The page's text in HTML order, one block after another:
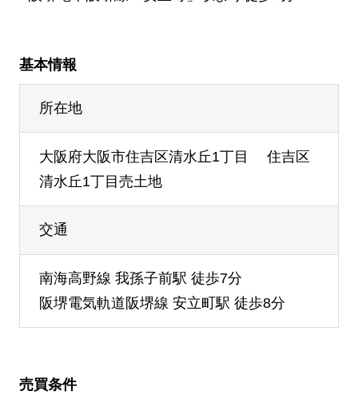
基本情報
所在地
大阪府大阪市住吉区清水丘1丁目 住吉区
清水丘1丁目売土地
交通
南海高野線 我孫子前駅 徒歩7分
阪堺電気軌道阪堺線 安立町駅 徒歩8分
売買条件